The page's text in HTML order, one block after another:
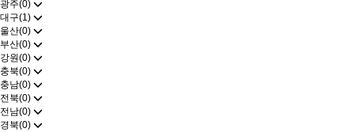
광주(0)
대구(1)
울산(0)
부산(0)
강원(0)
충북(0)
충남(0)
전북(0)
전남(0)
경북(0)